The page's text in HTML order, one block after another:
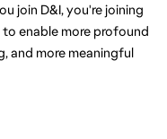
join D&I, you're joining
enable more profound
and more meaningful